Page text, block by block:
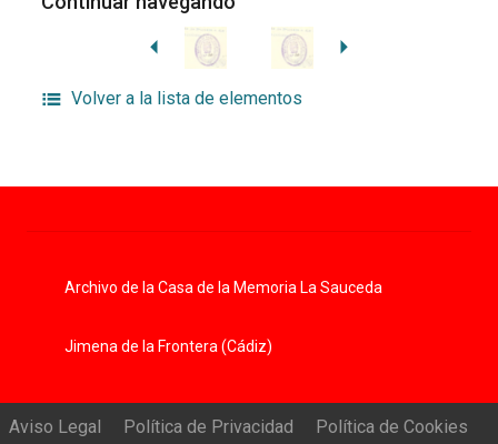
Volver a la lista de elementos
Archivo de la Casa de la Memoria La Sauceda
Jimena de la Frontera (Cádiz)
Aviso Legal Política de Privacidad
Política de Cookies